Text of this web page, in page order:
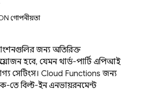
গোপনীয়তা
জন্য অতিরিক্ত
হবে, যেমন থার্ড-পার্টি এপিআই
সেটিংস। Cloud Functions জন্য
তে বিল্ট-ইন এনভায়রনমেন্ট